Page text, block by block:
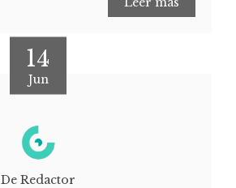
14
Jun
De Redactor